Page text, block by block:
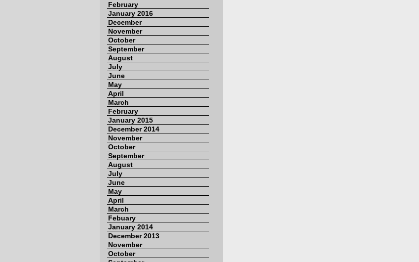
February
January 2016
December
November
October
September
August
July
June
May
April
March
February
January 2015
December 2014
November
October
September
August
July
June
May
April
March
Febuary
January 2014
December 2013
November
October